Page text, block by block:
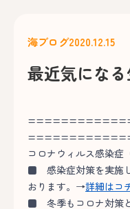
海ブログ2020.12.15
最近気にな
コロナウィルス感染症
■ 感染症対策を実施
おります。→詳細はコ
■ 冬季もコロナ対策